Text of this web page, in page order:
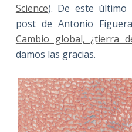
Science). De este último
post de Antonio
Cambio global, ¿tierra
damos las gracias.